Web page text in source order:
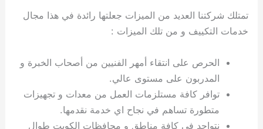
تمتلك شركتنا العديد من الميزات جعلتها رائدة في هذا مجال
خدمات التكييف و من تلك الميزات :
الحرص على انتقاء أمهر الفنيين من أصحاب الخبرة و
المدربون على مستوى عالي.
توافر كافة مستلزمات العمل من معدات و تجهيزات
متطورة تساهم في نجاح اي خدمة نقدمها.
نتواجد في كافة مناطق و محافظات الكويت طوال